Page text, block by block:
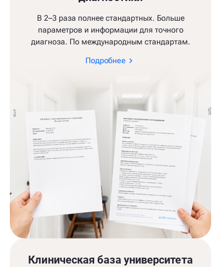
В 2–3 раза полнее стандартных. Больше
параметров и информации для точного
диагноза. По международным стандартам.
Подробнее
Клиническая база университета